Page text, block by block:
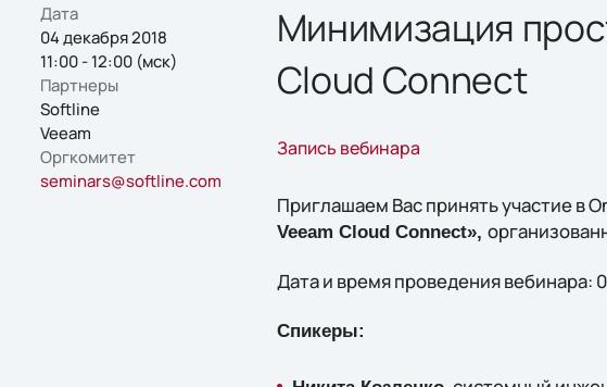
Дата
04 декабря 2018
11:00 - 12:00 (мск)
Партнеры
Softline
Veeam
Оргкомитет
seminars@softline.com
Минимизация
Cloud Connect
Запись вебинара
Приглашаем Вас принять участие в
Veeam Cloud Connect»,
Дата и время проведения вебинара:
Спикеры: